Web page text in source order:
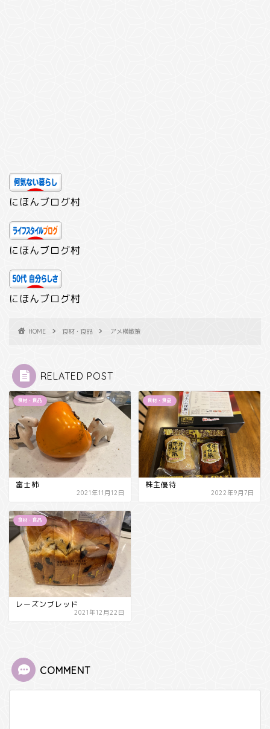
にほんブログ村
にほんブログ村
にほんブログ村
HOME 食材・食品 アメ横散策
RELATED POST
食材・食品
富士柿
2021年11月12日
食材・食品
株主優待
2022年9月7日
食材・食品
レーズンブレッド
2021年12月22日
COMMENT